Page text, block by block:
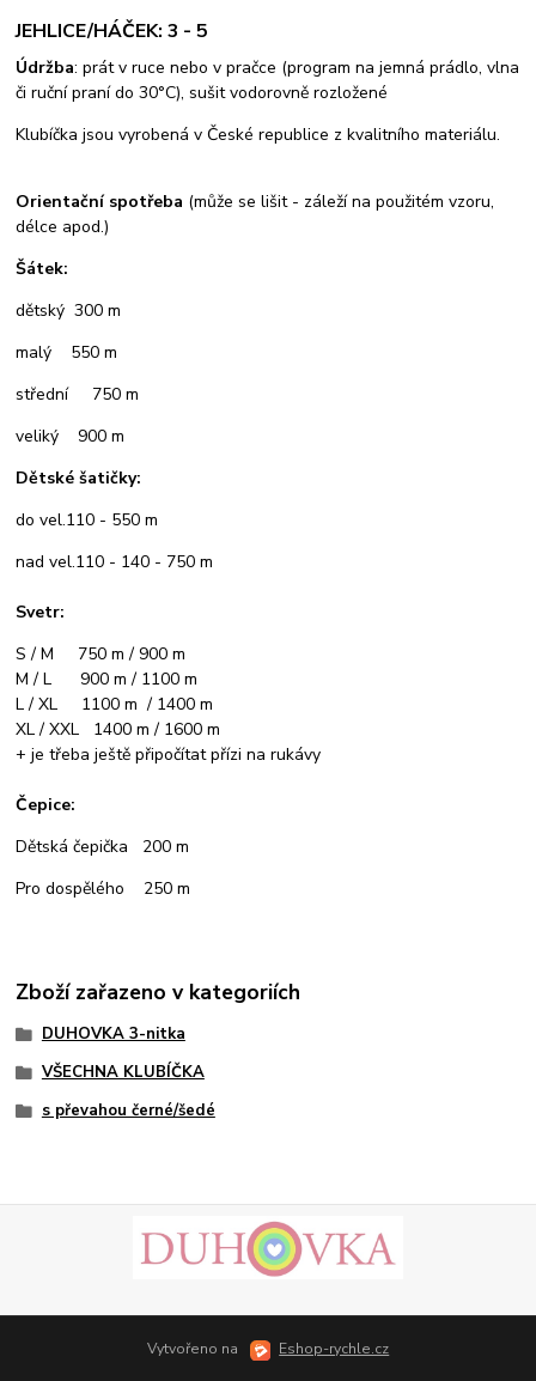
JEHLICE/HÁČEK: 3 - 5
Údržba: prát v ruce nebo v pračce (program na jemná prádlo, vlna
či ruční praní do 30°C), sušit vodorovně rozložené
Klubíčka jsou vyrobená v České republice z kvalitního materiálu.
Orientační spotřeba (může se lišit - záleží na použitém vzoru,
délce apod.)
Šátek:
dětský 300 m
malý 550 m
střední 750 m
veliký 900 m
Dětské šatičky:
do vel.110 - 550 m
nad vel.110 - 140 - 750 m
Svetr:
S / M 750 m / 900 m
M / L 900 m / 1100 m
L / XL 1100 m / 1400 m
XL / XXL 1400 m / 1600 m
+ je třeba ještě připočítat přízi na rukávy
Čepice:
Dětská čepička 200 m
Pro dospělého 250 m
Zboží zařazeno v kategoriích
DUHOVKA 3-nitka
VŠECHNA KLUBÍČKA
s převahou černé/šedé
Vytvořeno na Eshop-rychle.cz